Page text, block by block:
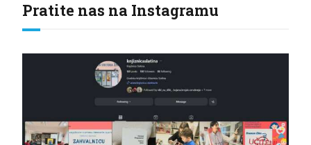
Pratite nas na Instagramu